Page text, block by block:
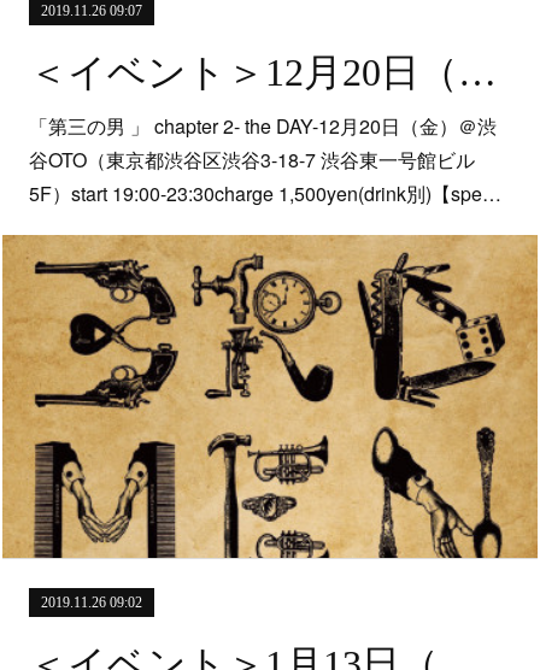
2019.11.26 09:07
＜イベント＞12月20日（金）「第三の男 」 chapter 2- the DAY-@渋谷 OTO
「第三の男 」 chapter 2- the DAY-12月20日（金）＠渋
谷OTO（東京都渋谷区渋谷3-18-7 渋谷東一号館ビル
5F）start 19:00-23:30charge 1,500yen(drink別)【spe…
2019.11.26 09:02